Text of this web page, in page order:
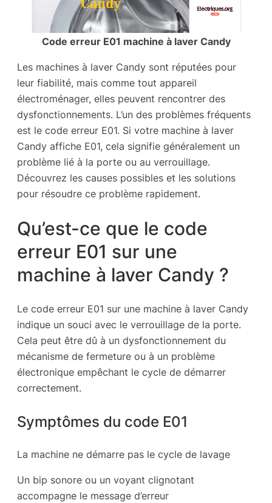
Code erreur E01 machine à laver Candy
Les machines à laver Candy sont réputées pour
leur fiabilité, mais comme tout appareil
électroménager, elles peuvent rencontrer des
dysfonctionnements. L’un des problèmes fréquents
est le code erreur E01. Si votre machine à laver
Candy affiche E01, cela signifie généralement un
problème lié à la porte ou au verrouillage.
Découvrez les causes possibles et les solutions
pour résoudre ce problème rapidement.
Qu’est-ce que le code
erreur E01 sur une
machine à laver Candy ?
Le code erreur E01 sur une machine à laver Candy
indique un souci avec le verrouillage de la porte.
Cela peut être dû à un dysfonctionnement du
mécanisme de fermeture ou à un problème
électronique empêchant le cycle de démarrer
correctement.
Symptômes du code E01
La machine ne démarre pas le cycle de lavage
Un bip sonore ou un voyant clignotant
accompagne le message d’erreur